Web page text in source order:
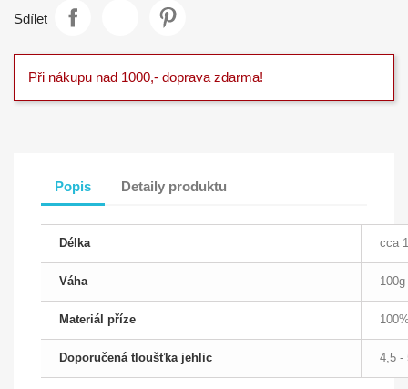
Sdílet
Při nákupu nad 1000,- doprava zdarma!
Popis Detaily produktu
Délka cca
Váha 100g
Materiál příze
Doporučená tloušťka jehlic 4,5 -